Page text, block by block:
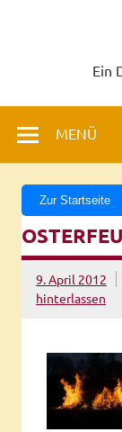
Ein
MENÜ
Zur Startseite
9. April 2012
hinterlassen